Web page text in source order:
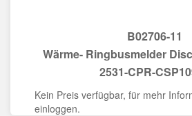
B02706-11
Wärme- Ringbusmelder
2531-CPR-
Kein Preis verfügbar, für mehr
einloggen.